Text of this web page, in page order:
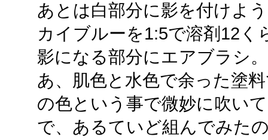
あとは白部分に影を付けよ
カイブルーを1:5で溶剤12
影になる部分にエアブラシ。
あ、肌色と水色で余った塗
の色という事で微妙に吹い
で、あるていど組んでみた